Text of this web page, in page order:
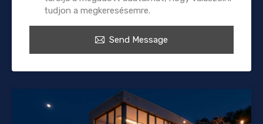
tudjon a megkeresésemre.
Send Message